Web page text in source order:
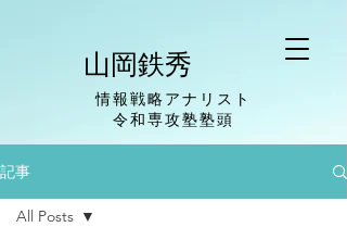
山岡鉄秀
情報戦略アナリスト
​令和専攻塾塾頭
記事
All Posts